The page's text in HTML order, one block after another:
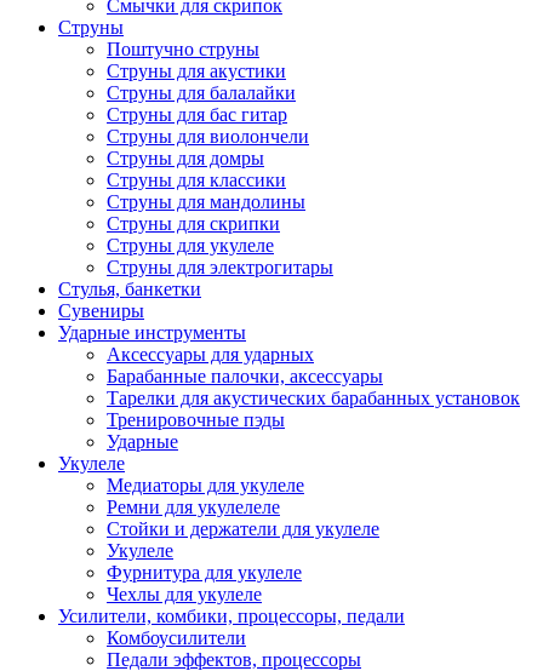
Смычки для скрипок
Струны
Поштучно струны
Струны для акустики
Струны для балалайки
Струны для бас гитар
Струны для виолончели
Струны для домры
Струны для классики
Струны для мандолины
Струны для скрипки
Струны для укулеле
Струны для электрогитары
Стулья, банкетки
Сувениры
Ударные инструменты
Аксессуары для ударных
Барабанные палочки, аксессуары
Тарелки для акустических барабанных установок
Тренировочные пэды
Ударные
Укулеле
Медиаторы для укулеле
Ремни для укулелеле
Стойки и держатели для укулеле
Укулеле
Фурнитура для укулеле
Чехлы для укулеле
Усилители, комбики, процессоры, педали
Комбоусилители
Педали эффектов, процессоры